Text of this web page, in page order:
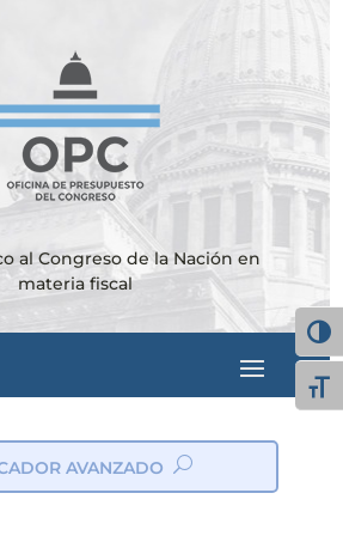
al Congreso de la Nación en
materia fiscal
AVANZADO